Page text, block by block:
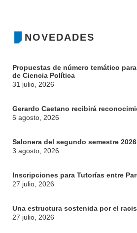
NOVEDADES
Propuestas de número temático
de Ciencia Política
31 julio, 2026
Gerardo Caetano recibirá
5 agosto, 2026
Salonera del segundo semestre 2026
3 agosto, 2026
Inscripciones para Tutorías entre
27 julio, 2026
Una estructura sostenida por el
27 julio, 2026